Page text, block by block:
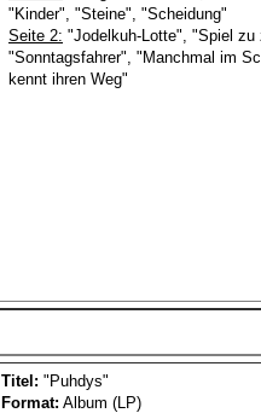
"Kinder", "Steine", "Scheidung"
Seite 2: "Jodelkuh-Lotte", "Spiel zu
"Sonntagsfahrer", "Manchmal im
kennt ihren Weg"
Titel: "Puhdys"
Format: Album (LP)